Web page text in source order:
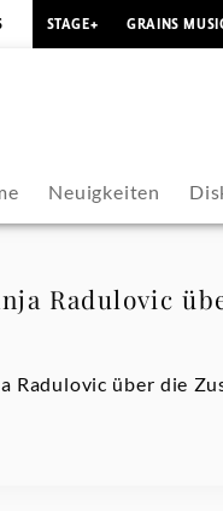
STAGE+ GRAINS
Neuigkeiten
Radulovic
Radulovic über die